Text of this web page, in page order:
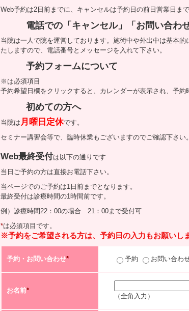
Web予約は2日前までに、キャンセルは予約日の前日営業日ま
電話での「キャンセル」「お問い合わせ
当院は一人で院を運営しております。施術中や外出中は基本
たしますので、電話番号とメッセージを入れて下さい。
予約フォームについて
※は必須項目
予約希望日欄をクリックすると、カレンダーが表示され、予約
初めての方へ
当院は 月曜日定休です。
セミナー講習会等で、臨時休業もございますのでご確認下さい。
Web最終受付は以下の通りです
当日ご予約の方は直接お電話下さい。
当ページでのご予約は1日前までとなります。
最終受付は診療時間の1時間前です。
例）診療時間22：00の場合 21：00まで受付可
*は必須項目です。
※予約をご希望される方は、予約日の入力もお願いしま
予約・お問い合わせ* 予約 お問い合わ
お名前*
（全角入力）